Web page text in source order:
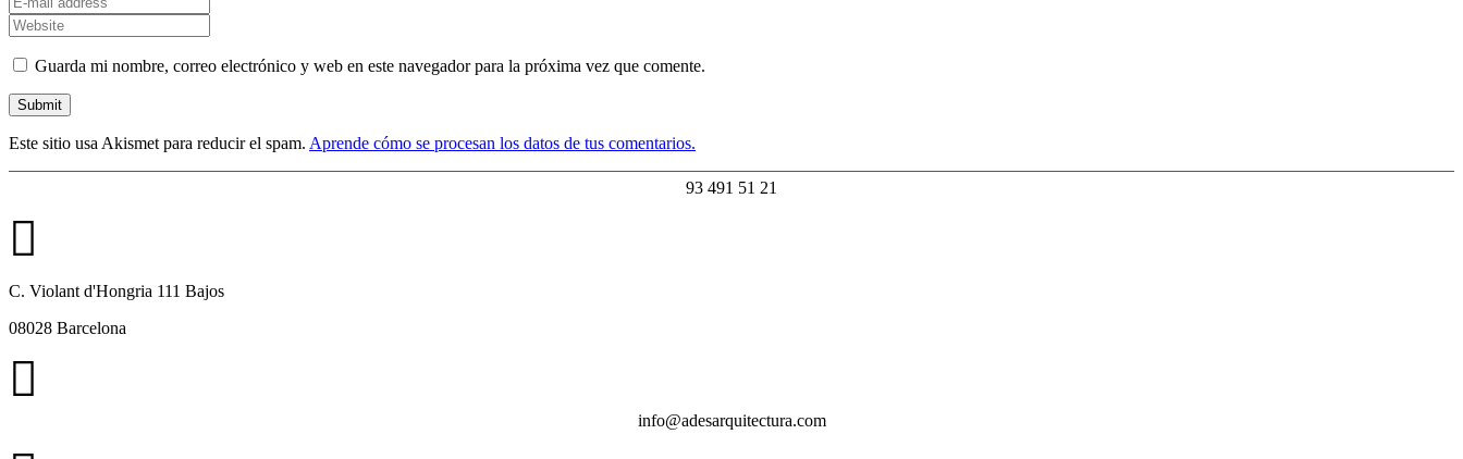
Guarda mi nombre, correo electrónico y web en este navegador para la próxima vez que comente.
Este sitio usa Akismet para reducir el spam. Aprende cómo se procesan los datos de tus comentarios.
93 491 51 21
C. Violant d'Hongria 111 Bajos
08028 Barcelona
info@adesarquitectura.com